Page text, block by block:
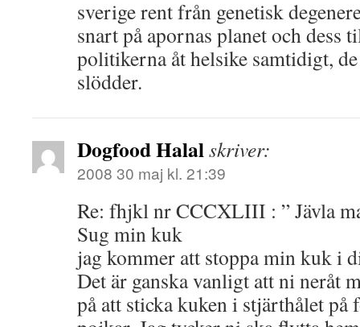
sverige rent från genetisk
snart på apornas planet och dess
politikerna åt helsike samtidigt,
slödder.
Dogfood Halalskriver:
2008 30 maj kl. 21:39
Re: fhjkl nr CCCXLIII : ” Jävla
Sug min kuk
jag kommer att stoppa min kuk i
Det är ganska vanligt att ni neråt
på att sticka kuken i stjärthålet på